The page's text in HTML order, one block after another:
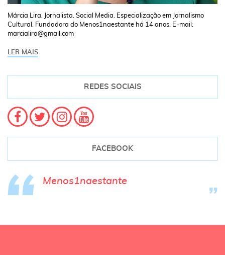
Márcia Lira. Jornalista. Social Media. Especialização em Jornalismo
Cultural. Fundadora do Menos1naestante há 14 anos. E-mail:
marcialira@gmail.com
LER MAIS
REDES SOCIAIS
FACEBOOK
Menos1naestante